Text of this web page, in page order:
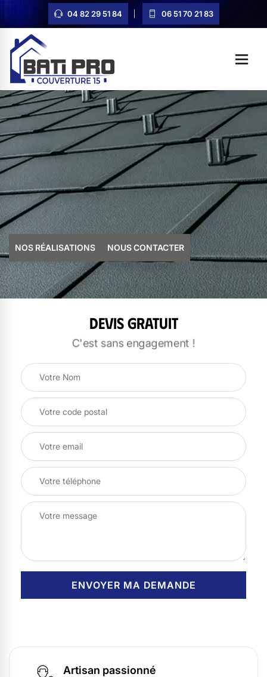
04 82 29 51 84 06 51 70 21 83
NOS RÉALISATIONS NOUS CONTACTER
Devis gratuit
C'est sans engagement !
Artisan passionné